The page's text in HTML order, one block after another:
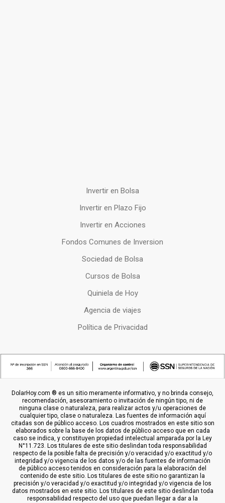
Invertir en Bolsa
Invertir en Plazo Fijo
Invertir en Acciones
Fondos Comunes de Inversion
Sociedad de Bolsa
Cursos de Bolsa
Quiniela de Hoy
Agencia de viajes
Política de Privacidad
DolarHoy.com ® es un sitio meramente informativo, y no brinda consejo,
recomendación, asesoramiento o invitación de ningún tipo, ni de
ninguna clase o naturaleza, para realizar actos y/u operaciones de
cualquier tipo, clase o naturaleza. Las fuentes de información aquí
citadas son de público acceso. Los cuadros mostrados en este sitio son
elaborados sobre la base de los datos de público acceso que en cada
caso se indica, y constituyen propiedad intelectual amparada por la Ley
N°11.723. Los titulares de este sitio deslindan toda responsabilidad
respecto de la posible falta de precisión y/o veracidad y/o exactitud y/o
integridad y/o vigencia de los datos y/o de las fuentes de información
de público acceso tenidos en consideración para la elaboración del
contenido de este sitio. Los titulares de este sitio no garantizan la
precisión y/o veracidad y/o exactitud y/o integridad y/o vigencia de los
datos mostrados en este sitio. Los titulares de este sitio deslindan toda
responsabilidad respecto del uso que puedan llegar a dar a la